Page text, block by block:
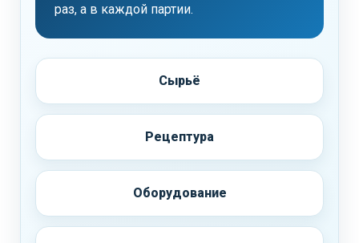
раз, а в каждой партии.
Сырьё
Рецептура
Оборудование